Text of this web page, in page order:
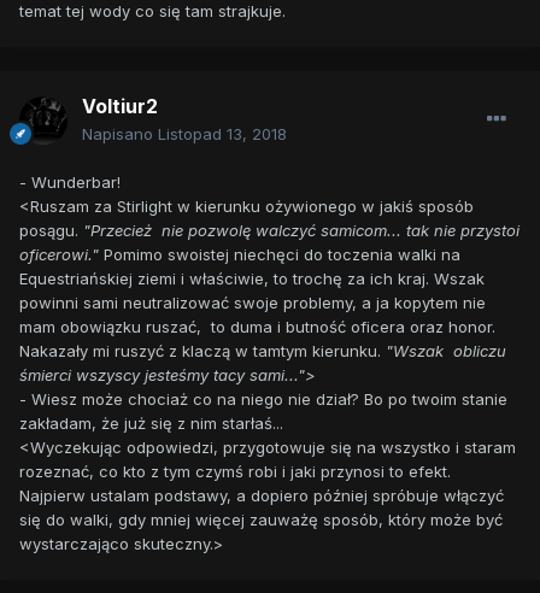
temat tej wody co się tam strajkuje.
Voltiur2
Napisano Listopad 13, 2018
- Wunderbar!
<Ruszam za Stirlight w kierunku ożywionego w jakiś sposób
posągu. "Przecież nie pozwolę walczyć samicom... tak nie przystoi
oficerowi." Pomimo swoistej niechęci do toczenia walki na
Equestriańskiej ziemi i właściwie, to trochę za ich kraj. Wszak
powinni sami neutralizować swoje problemy, a ja kopytem nie
mam obowiązku ruszać, to duma i butność oficera oraz honor.
Nakazały mi ruszyć z klaczą w tamtym kierunku. "Wszak obliczu
śmierci wszyscy jesteśmy tacy sami...">
- Wiesz może chociaż co na niego nie dział? Bo po twoim stanie
zakładam, że już się z nim starłaś...
<Wyczekując odpowiedzi, przygotowuje się na wszystko i staram
rozeznać, co kto z tym czymś robi i jaki przynosi to efekt.
Najpierw ustalam podstawy, a dopiero później spróbuje włączyć
się do walki, gdy mniej więcej zauważę sposób, który może być
wystarczająco skuteczny.>